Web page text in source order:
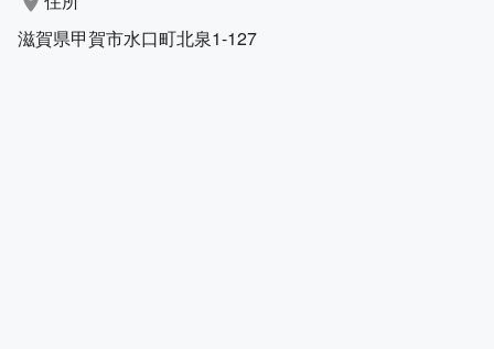
滋賀県甲賀市水口町北泉1-127